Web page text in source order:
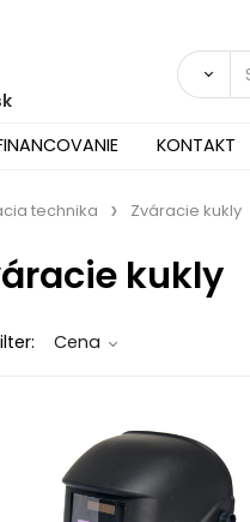
KONTAKT
technika Zváracie kukly
kukly
Cena